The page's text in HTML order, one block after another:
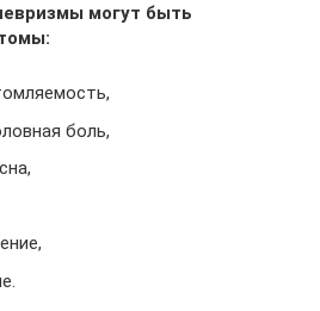
могут быть
боль,